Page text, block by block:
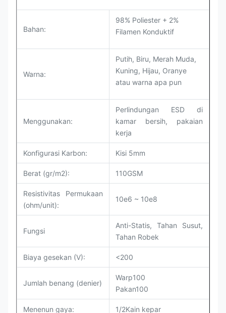
Bahan:
98% Poliester + 2%
Filamen Konduktif
Warna:
Putih, Biru, Merah Muda,
Kuning, Hijau, Oranye
atau warna apa pun
Menggunakan:
Perlindungan ESD di
kamar bersih, pakaian
kerja
Konfigurasi Karbon: Kisi 5mm
Berat (gr/m2): 110GSM
Resistivitas Permukaan
(ohm/unit):
10e6 ~ 10e8
Fungsi
Anti-Statis, Tahan Susut,
Tahan Robek
Biaya gesekan (V): <200
Jumlah benang (denier)
Warp100
Pakan100
Menenun gaya: 1/2Kain kepar